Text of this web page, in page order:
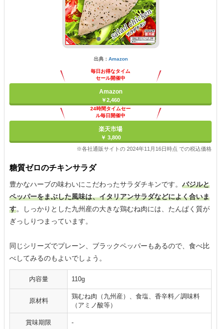
出典： Amazon
毎日お得なタイム
セール開催中
Amazon
￥2,460
24時間タイムセー
ル毎日開催中
楽天市場
￥ 3,800
※各社通販サイトの 2024年11月16日時点 での税込価格
糖質ゼロのチキンサラダ
豊かなハーブの味わいにこだわったサラダチキンです。 バジルと
ペッパーをまぶした風味は、イタリアンサラダなどによく合いま
す。しっかりとした九州産の大きな鶏むね肉には、たんぱく質が
ぎっしりつまっています。
同じシリーズでプレーン、ブラックペッパーもあるので、食べ比
べしてみるのもよいでしょう。
内容量 110g
原材料
鶏むね肉（九州産）、食塩、香辛料／調味料
（アミノ酸等）
賞味期限 -